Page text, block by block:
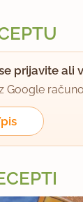
prijavite ali
Google